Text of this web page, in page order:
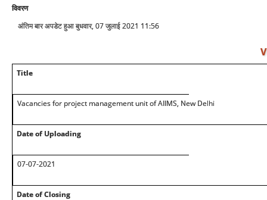
विवरण
अंतिम बार अपडेट हुआ बुधवार, 07 जुलाई 2021 11:56
Title
Vacancies for project management unit of AIIMS, New Delhi
Date of Uploading
07-07-2021
Date of Closing